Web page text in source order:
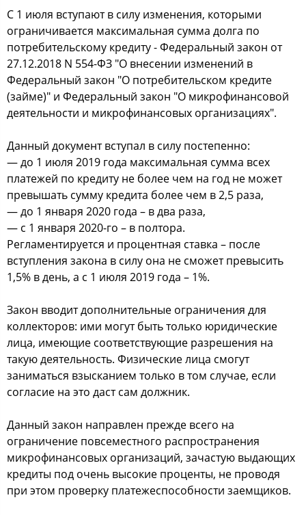
С 1 июля вступают в силу изменения, которыми
ограничивается максимальная сумма долга по
потребительскому кредиту - Федеральный закон от
27.12.2018 N 554-ФЗ "О внесении изменений в
Федеральный закон "О потребительском кредите
(займе)" и Федеральный закон "О микрофинансовой
деятельности и микрофинансовых организациях".
Данный документ вступал в силу постепенно:
— до 1 июля 2019 года максимальная сумма всех
платежей по кредиту не более чем на год не может
превышать сумму кредита более чем в 2,5 раза,
— до 1 января 2020 года – в два раза,
— с 1 января 2020-го – в полтора.
Регламентируется и процентная ставка – после
вступления закона в силу она не сможет превысить
1,5% в день, а с 1 июля 2019 года – 1%.
Закон вводит дополнительные ограничения для
коллекторов: ими могут быть только юридические
лица, имеющие соответствующие разрешения на
такую деятельность. Физические лица смогут
заниматься взысканием только в том случае, если
согласие на это даст сам должник.
Данный закон направлен прежде всего на
ограничение повсеместного распространения
микрофинансовых организаций, зачастую выдающих
кредиты под очень высокие проценты, не проводя
при этом проверку платежеспособности заемщиков.